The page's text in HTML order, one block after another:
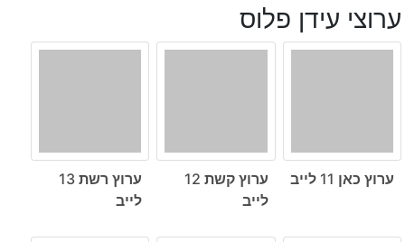
ערוצי עידן פלוס
ערוץ כאן 11 לייב
ערוץ קשת 12
לייב
ערוץ רשת 13
לייב